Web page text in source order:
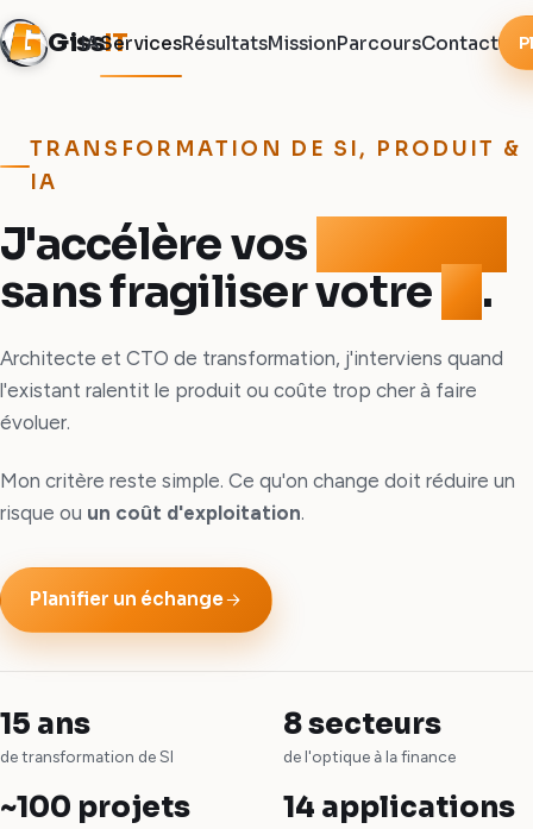
GissIT
IAServicesRésultatsMissionParcoursContact
TRANSFORMATION DE SI, PRODUIT &
IA
J'accélère vos
sans fragiliser votreSI.
Architecte et CTO de transformation, j'interviens quand
l'existant ralentit le produit ou coûte trop cher à faire
évoluer.
Mon critère reste simple. Ce qu'on change doit réduire un
risque ou un coût d'exploitation.
Planifier un échange
15 ans
de transformation de SI
8 secteurs
de l'optique à la finance
~100 projets 14 applications